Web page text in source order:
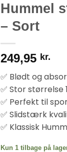
Hummel
– Sort
249,95 kr.
✅ Blødt og
✅ Stor størrelse
✅ Perfekt til
✅ Slidstærk
✅ Klassisk
Kun 1 tilbage på